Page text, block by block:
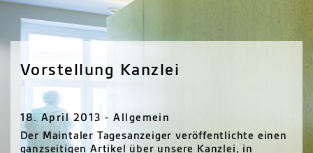
Vorstellung Kanzlei
18. April 2013 - Allgemein
Der Maintaler Tagesanzeiger veröffentlichte einen
ganzseitigen Artikel über unsere Kanzlei, in